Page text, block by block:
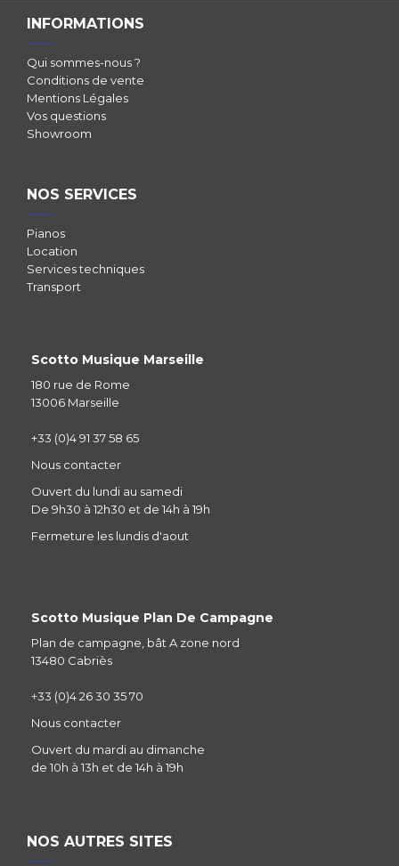
INFORMATIONS
Qui sommes-nous ?
Conditions de vente
Mentions Légales
Vos questions
Showroom
NOS SERVICES
Pianos
Location
Services techniques
Transport
Scotto Musique Marseille
180 rue de Rome
13006 Marseille
+33 (0)4 91 37 58 65
Nous contacter
Ouvert du lundi au samedi
De 9h30 à 12h30 et de 14h à 19h
Fermeture les lundis d'aout
Scotto Musique Plan De Campagne
Plan de campagne, bât A zone nord
13480 Cabriès
+33 (0)4 26 30 35 70
Nous contacter
Ouvert du mardi au dimanche
de 10h à 13h et de 14h à 19h
NOS AUTRES SITES